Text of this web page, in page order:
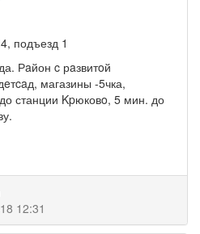
подъезд 1
Рaйон c рaзвитoй
магазины -5чка,
станции Kpюковo, 5 мин. до
12:31